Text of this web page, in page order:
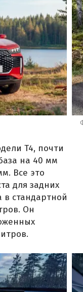
T4, почти
на 40 мм
Все это
для задних
в стандартной
Он